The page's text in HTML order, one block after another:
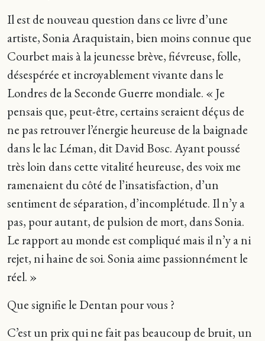
Il est de nouveau question dans ce livre d’une
artiste, Sonia Araquistain, bien moins connue que
Courbet mais à la jeunesse brève, fiévreuse, folle,
désespérée et incroyablement vivante dans le
Londres de la Seconde Guerre mondiale. « Je
pensais que, peut-être, certains seraient déçus de
ne pas retrouver l’énergie heureuse de la baignade
dans le lac Léman, dit David Bosc. Ayant poussé
très loin dans cette vitalité heureuse, des voix me
ramenaient du côté de l’insatisfaction, d’un
sentiment de séparation, d’incomplétude. Il n’y a
pas, pour autant, de pulsion de mort, dans Sonia.
Le rapport au monde est compliqué mais il n’y a ni
rejet, ni haine de soi. Sonia aime passionnément le
réel. »
Que signifie le Dentan pour vous ?
C’est un prix qui ne fait pas beaucoup de bruit, un